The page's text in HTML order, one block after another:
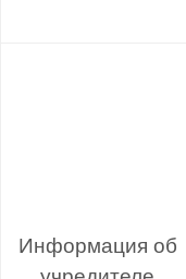
Информация об